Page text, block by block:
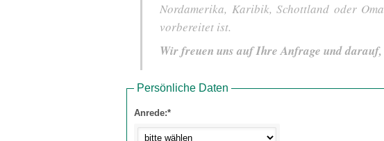
Nordamerika, Karibik, Schottland oder
vorbereitet ist.
Wir freuen uns auf Ihre Anfrage und
Persönliche Daten
Anrede:*